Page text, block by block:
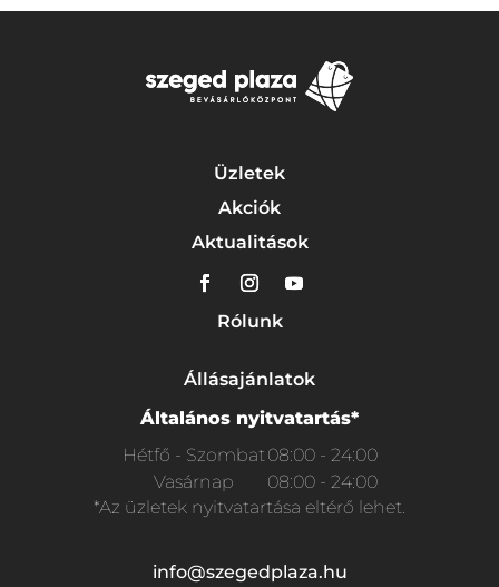
Üzletek
Akciók
Aktualitások
Rólunk
Állásajánlatok
Általános nyitvatartás*
Hétfő - Szombat 08:00 - 24:00
Vasárnap
08:00 - 24:00
*Az üzletek nyitvatartása eltérő lehet.
info@szegedplaza.hu